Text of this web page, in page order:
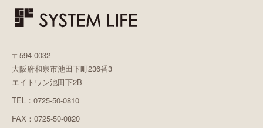
〒594-0032
大阪府和泉市池田下町236番3
エイトワン池田下2B
TEL：0725-50-0810
FAX：0725-50-0820